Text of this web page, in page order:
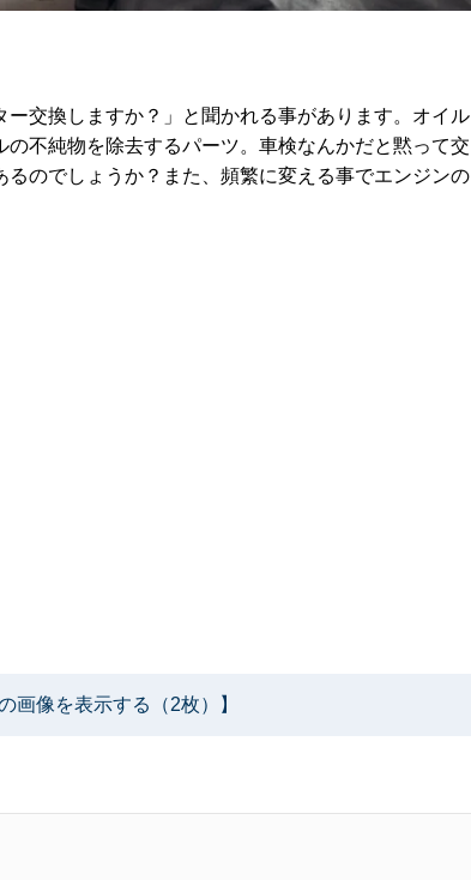
交換しますか？」と聞かれる事があります。オイル
不純物を除去するパーツ。車検なんかだと黙って交
のでしょうか？また、頻繁に変える事でエンジンの
画像を表示する（2枚）】